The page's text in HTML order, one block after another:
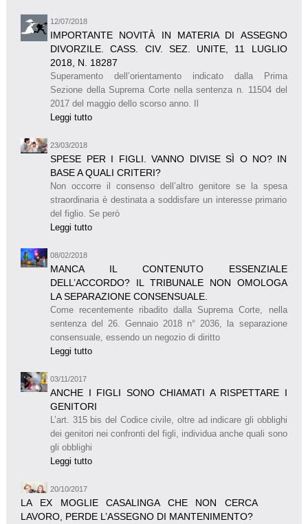
12/07/2018
IMPORTANTE NOVITÀ IN MATERIA DI ASSEGNO
DIVORZILE. CASS. CIV. SEZ. UNITE, 11 LUGLIO
2018, N. 18287
Superamento dell’orientamento indicato dalla Prima
Sezione della Suprema Corte nella sentenza n. 11504 del
2017 del maggio dello scorso anno. Il
Leggi tutto
23/03/2018
SPESE PER I FIGLI. VANNO DIVISE SÌ O NO? IN
BASE A QUALI CRITERI?
Non occorre il consenso dell’altro genitore se la spesa
straordinaria è destinata a soddisfare un interesse primario
del figlio. Se però
Leggi tutto
08/02/2018
MANCA IL CONTENUTO ESSENZIALE
DELL’ACCORDO? IL TRIBUNALE NON OMOLOGA
LA SEPARAZIONE CONSENSUALE.
Come recentemente ribadito dalla Suprema Corte, nella
sentenza del 26. Gennaio 2018 n° 2036, la separazione
consensuale, essendo un negozio di diritto
Leggi tutto
03/11/2017
ANCHE I FIGLI SONO CHIAMATI A RISPETTARE I
GENITORI
L’art. 315 bis del Codice civile, oltre ad indicare gli obblighi
dei genitori nei confronti del figli, individua anche quali sono
gli obblighi
Leggi tutto
20/10/2017
LA EX MOGLIE CASALINGA CHE NON CERCA
LAVORO, PERDE L’ASSEGNO DI MANTENIMENTO?